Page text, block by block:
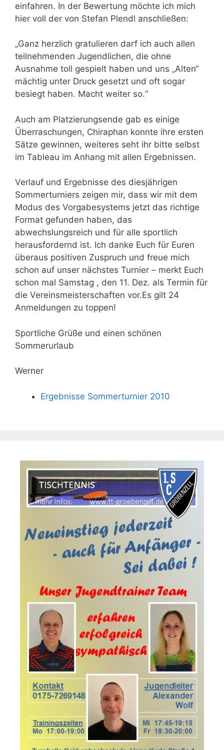
einfahren. In der Bewertung möchte ich mich
hier voll der von Stefan Plendl anschließen:
„Ganz herzlich gratulieren darf ich auch allen
teilnehmenden Jugendlichen, die ohne
Ausnahme toll gespielt haben und uns „Alten“
mächtig unter Druck gesetzt und oft sogar
besiegt haben. Macht weiter so.“
Auch am Platzierungsende gab es einige
Überraschungen, Chiraphan konnte ihre ersten
Sätze gewinnen, weiteres seht ihr bitte selbst
im Tableau im Anhang mit allen Ergebnissen.
Verlauf und Ergebnisse des diesjährigen
Sommerturniers zeigen mir, dass wir mit dem
Modus des Vorgabesystems jetzt das richtige
Format gefunden haben, das
abwechslungsreich und für alle sportlich
herausfordernd ist. Ich danke Euch für Euren
überaus positiven Zuspruch und freue mich
schon auf unser nächstes Turnier – merkt Euch
schon mal Samstag , den 11. Dez. als Termin für
die Vereinsmeisterschaften vor.Es gilt 24
Anmeldungen zu toppen!
Sportliche Grüße und einen schönen
Sommerurlaub
Werner
Ergebnisse Sommerturnier 2010